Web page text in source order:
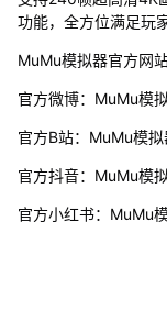
功能，全方位满足玩
MuMu模拟器官方网
官方微博：MuMu模
官方B站：MuMu模
官方抖音：MuMu模
官方小红书：MuMu